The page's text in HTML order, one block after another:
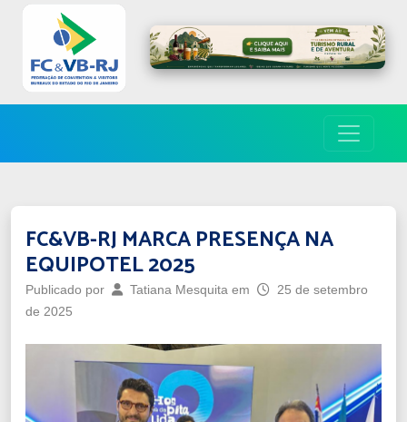
FC&VB-RJ MARCA PRESENÇA NA
EQUIPOTEL 2025
Publicado por Tatiana Mesquita em
25 de setembro
de 2025